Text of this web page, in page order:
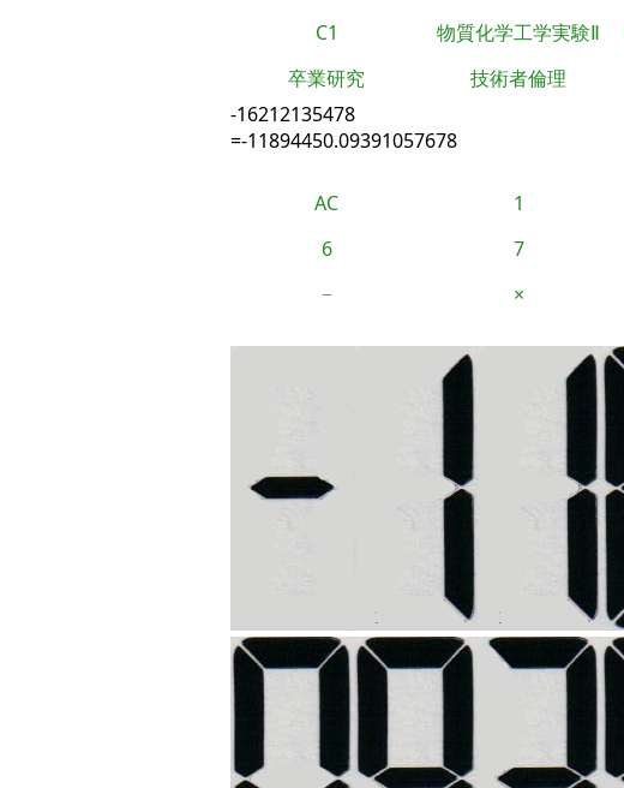
C1 物質化学工学実験Ⅱ
卒業研究
技術者倫理
-16212135478
=-11894450.09391057678
AC 1
6
7
−
×